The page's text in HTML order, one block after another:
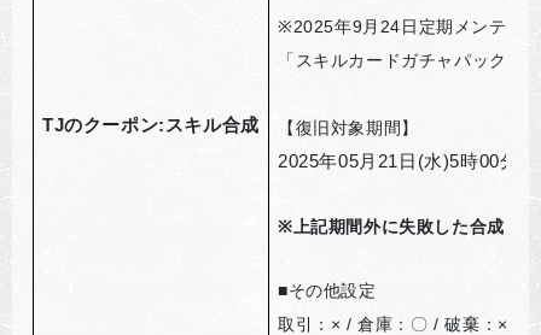
TJのクーポン:スキル合成
※2025年9月24日定期メンテナ
「スキルカードガチャパック箱
【復旧対象期間】
2025年05月21日(水)5時00分
※ 上記期間外に失敗した合成は
■その他設定
取引：× / 倉庫：〇 / 破棄：×